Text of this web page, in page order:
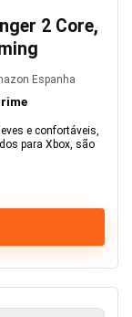
2 Core,
Espanha
e confortáveis,
para Xbox, são